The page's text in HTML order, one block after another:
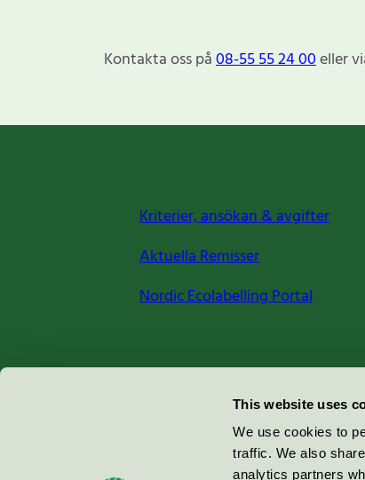
This website uses
We use cookies to
traffic. We also
analytics partners
Kontakta oss på08-55 55 24 00eller
Kriterier, ansökan & avgifter
Aktuella Remisser
Nordic Ecolabelling Portal
Miljömärkning Sverige AB
100 64